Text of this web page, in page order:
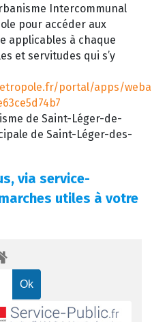
Intercommunal
pour accéder aux
applicables à chaque
et servitudes qui s’y
portal/apps/
de Saint-Léger-de-
de Saint-Léger-des-
via service-
utiles à votre